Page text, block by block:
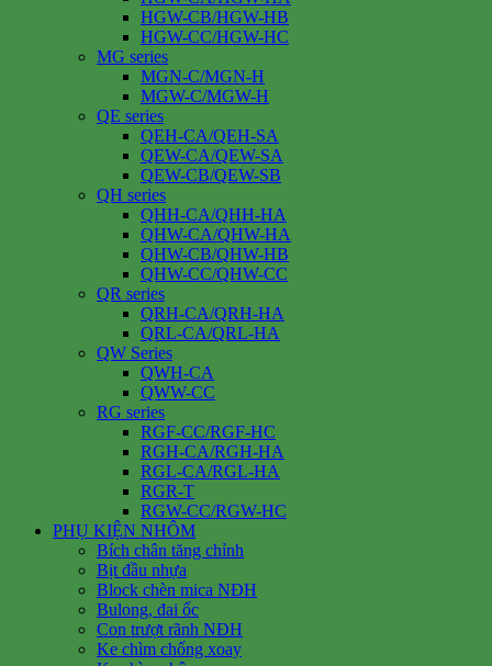
HGW-CB/HGW-HB
HGW-CC/HGW-HC
MG series
MGN-C/MGN-H
MGW-C/MGW-H
QE series
QEH-CA/QEH-SA
QEW-CA/QEW-SA
QEW-CB/QEW-SB
QH series
QHH-CA/QHH-HA
QHW-CA/QHW-HA
QHW-CB/QHW-HB
QHW-CC/QHW-CC
QR series
QRH-CA/QRH-HA
QRL-CA/QRL-HA
QW Series
QWH-CA
QWW-CC
RG series
RGF-CC/RGF-HC
RGH-CA/RGH-HA
RGL-CA/RGL-HA
RGR-T
RGW-CC/RGW-HC
PHỤ KIỆN NHÔM
Bích chân tăng chỉnh
Bịt đầu nhựa
Block chèn mica NĐH
Bulong, đai ốc
Con trượt rãnh NĐH
Ke chìm chống xoay